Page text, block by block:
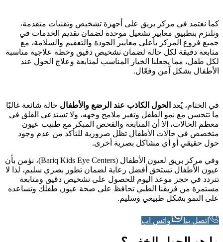
كما نعتمد في مركز بريق على أجهزة تشخيص وتقنيات متقدمة،
ونلتزم بتطبيق معايير تشغيل موحدة لضمان تقديم الخدمات في
جميع فروع المركز بأعلى معايير الجودة والتعقيم والسلامة، مع
متابعة دقيقة لكل حالة لضمان تشخيص دقيق وخطة علاجية مناسبة
لكل طفل، مما يجعلنا الخيار المناسب لمتابعة وعلاج الحول عند
الأطفال بشكل آمن وفعّال.
في الختام، يُعد الحول الكاذب عند الرضع والأطفال حالة شائعة غالبًا
ما تتحسن مع نمو الطفل وتغير ملامح وجهه، ولا تستدعي القلق في
معظم الحالات، إلا أن المتابعة والفحص المبكر مع طبيب عيون
متخصص في حالات الأطفال تظل ضرورية للتأكد من عدم وجود
حول حقيقي أو أي مشاكل بصرية أخرى.
وفي مركز بريق لعيون الأطفال (Bariq Kids Eye Centers)، نؤمن بأن
عيون الأطفال تستحق أفضل رعاية لضمان تطور بصري سليم، لذا لا
تتردد في حجز موعد اليوم للحصول على تشخيص دقيق ومتابعة
مستمرة من فريقنا الطبي تحافظ على صحة عيون طفلك وتساعده
على النمو بشكل طبيعي وسليم.
اتصل بنا واتس اب